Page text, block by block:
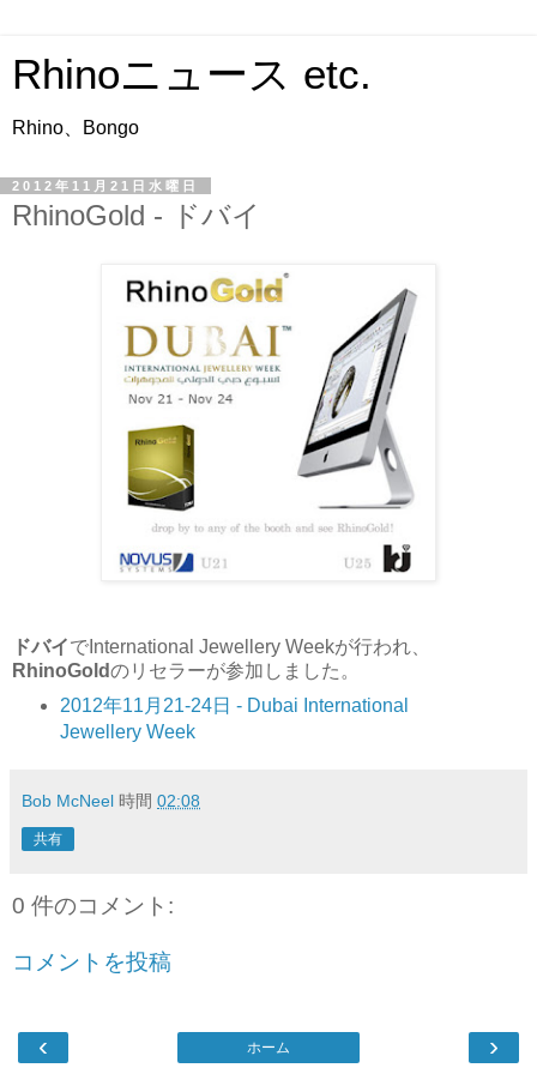
Rhinoニュース etc.
Rhino、Bongo
2012年11月21日水曜日
RhinoGold - ドバイ
ドバイでInternational Jewellery Weekが行われ、
RhinoGoldのリセラーが参加しました。
2012年11月21-24日 - Dubai International
Jewellery Week
Bob McNeel 時間 02:08
共有
0 件のコメント:
コメントを投稿
‹ ›
ホーム